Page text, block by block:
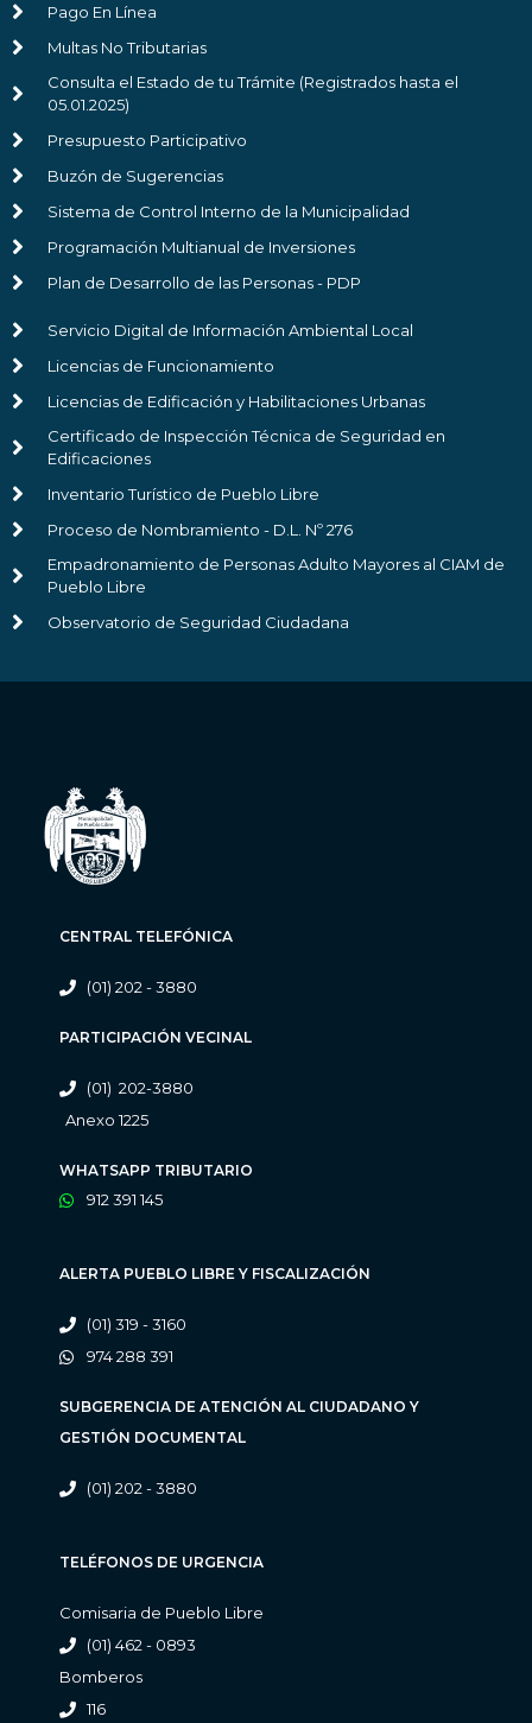
Pago En Línea
Multas No Tributarias
Consulta el Estado de tu Trámite (Registrados hasta el
05.01.2025)
Presupuesto Participativo
Buzón de Sugerencias
Sistema de Control Interno de la Municipalidad
Programación Multianual de Inversiones
Plan de Desarrollo de las Personas - PDP
Servicio Digital de Información Ambiental Local
Licencias de Funcionamiento
Licencias de Edificación y Habilitaciones Urbanas
Certificado de Inspección Técnica de Seguridad en
Edificaciones
Inventario Turístico de Pueblo Libre
Proceso de Nombramiento - D.L. Nº 276
Empadronamiento de Personas Adulto Mayores al CIAM de
Pueblo Libre
Observatorio de Seguridad Ciudadana
CENTRAL TELEFÓNICA
(01) 202 - 3880
PARTICIPACIÓN VECINAL
(01) 202-3880
Anexo 1225
WHATSAPP TRIBUTARIO
912 391 145
ALERTA PUEBLO LIBRE Y FISCALIZACIÓN
(01) 319 - 3160
974 288 391
SUBGERENCIA DE ATENCIÓN AL CIUDADANO Y
GESTIÓN DOCUMENTAL
(01) 202 - 3880
TELÉFONOS DE URGENCIA
Comisaria de Pueblo Libre
(01) 462 - 0893
Bomberos
116